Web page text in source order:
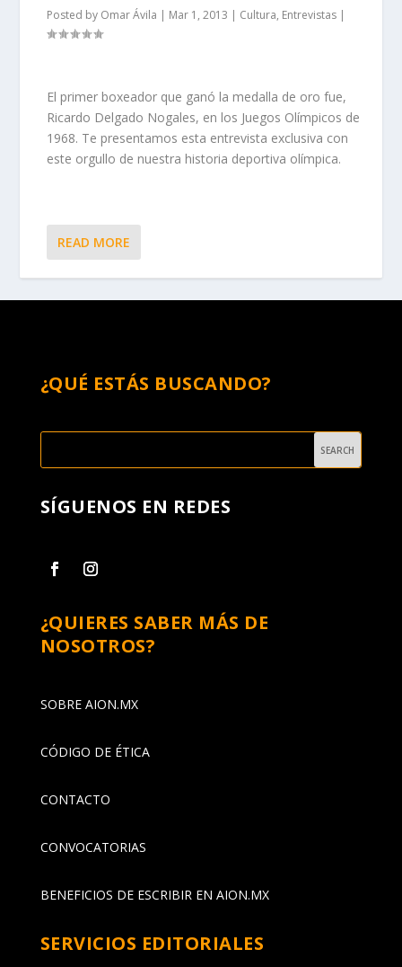
Posted by Omar Ávila | Mar 1, 2013 | Cultura, Entrevistas |
El primer boxeador que ganó la medalla de oro fue,
Ricardo Delgado Nogales, en los Juegos Olímpicos de
1968. Te presentamos esta entrevista exclusiva con
este orgullo de nuestra historia deportiva olímpica.
READ MORE
¿QUÉ ESTÁS BUSCANDO?
SÍGUENOS EN REDES
¿QUIERES SABER MÁS DE
NOSOTROS?
SOBRE AION.MX
CÓDIGO DE ÉTICA
CONTACTO
CONVOCATORIAS
BENEFICIOS DE ESCRIBIR EN AION.MX
SERVICIOS EDITORIALES